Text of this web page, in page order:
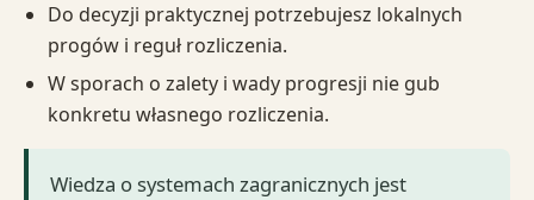
Do decyzji praktycznej potrzebujesz lokalnych
progów i reguł rozliczenia.
W sporach o zalety i wady progresji nie gub
konkretu własnego rozliczenia.
Wiedza o systemach zagranicznych jest